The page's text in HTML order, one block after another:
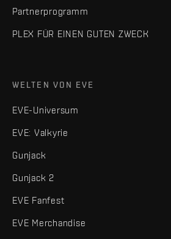
Partnerprogramm
PLEX FÜR EINEN GUTEN ZWECK
WELTEN VON EVE
EVE-Universum
EVE: Valkyrie
Gunjack
Gunjack 2
EVE Fanfest
EVE Merchandise